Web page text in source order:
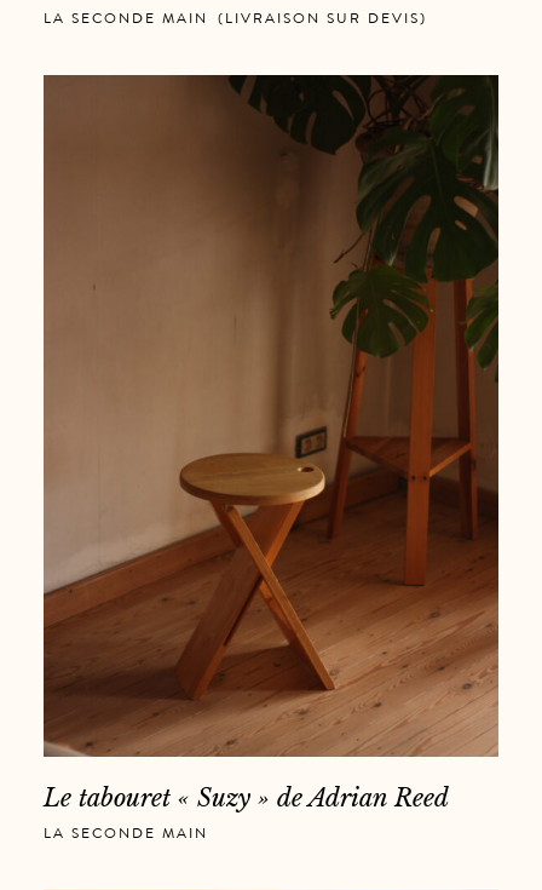
LA SECONDE MAIN (LIVRAISON SUR DEVIS)
Le tabouret « Suzy » de Adrian Reed
LA SECONDE MAIN